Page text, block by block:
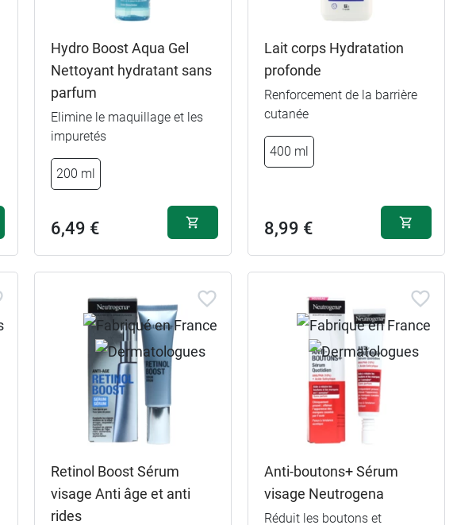
Hydro Boost Aqua Gel
Nettoyant hydratant sans
parfum
Elimine le maquillage et les
impuretés
200 ml
6,49 €
Lait corps Hydratation
profonde
Renforcement de la barrière
cutanée
400 ml
8,99 €
Retinol Boost Sérum
visage Anti âge et anti
rides
Anti-boutons+ Sérum
visage Neutrogena
Réduit les boutons et